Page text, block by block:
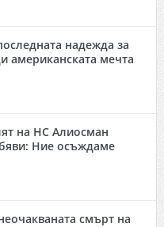
надежда за
американската мечта
на НС Алиосман
Ние осъждаме
смърт на